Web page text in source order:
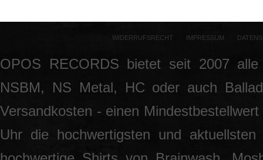
WIDERRUFSRECHT IMPRESSUM
OPOS RECORDS bietet seit 2007
NSBM, NS Metal, HC oder auch
Versandkosten - einen
Uhr die hochwertigsten und